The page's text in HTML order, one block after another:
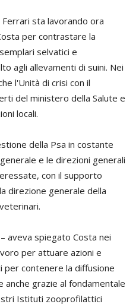
sta lavorando ora
per contrastare la
selvatici e
agli allevamenti di suini. Nei
l'Unità di crisi con il
del ministero della Salute e
locali.
della Psa in costante
e le direzioni generali
con il supporto
direzione generale della
aveva spiegato Costa nei
per attuare azioni e
contenere la diffusione
anche grazie al fondamentale
Istituti zooprofilattici